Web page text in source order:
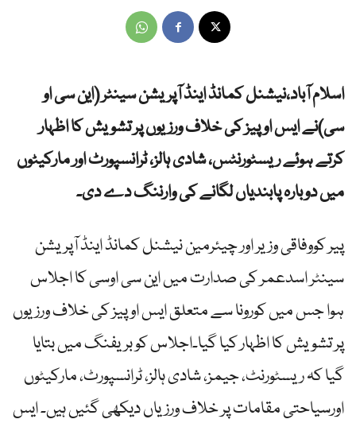
اسلام آباد،نیشنل کمانڈ اینڈ آپریشن سینٹر (این سی او
سی)نے ایس او پیز کی خلاف ورزیوں پر تشویش کا اظہار
کرتے ہوئے ریسٹورنٹس، شادی ہالز، ٹرانسپورٹ اور مارکیٹوں
میں دوبارہ پابندیاں لگانے کی وارننگ دے دی۔
پیر کووفاقی وزیر اور چیئرمین نیشنل کمانڈ اینڈ آپریشن
سینٹر اسدعمر کی صدارت میں این سی اوسی کا اجلاس
ہوا جس میں کورونا سے متعلق ایس او پیز کی خلاف ورزیوں
پر تشویش کا اظہار کیا گیا۔اجلاس کو بریفنگ میں بتایا
گیا کہ ریسٹورنٹ، جیمز، شادی ہالز، ٹرانسپورٹ، مارکیٹوں
اورسیاحتی مقامات پر خلاف ورزیاں دیکھی گئیں ہیں۔ ایس